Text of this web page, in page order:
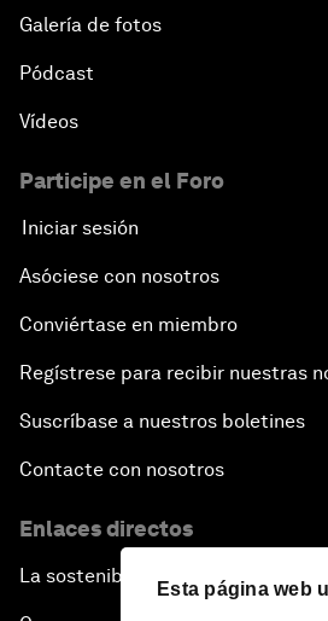
Esta página web
Galería de fotos
Pódcast
Vídeos
Participe en el Foro
Iniciar sesión
Asóciese con nosotros
Conviértase en miembro
Regístrese para recibir nuestras
Suscríbase a nuestros boletines
Contacte con nosotros
Enlaces directos
La sostenibilidad en el Foro